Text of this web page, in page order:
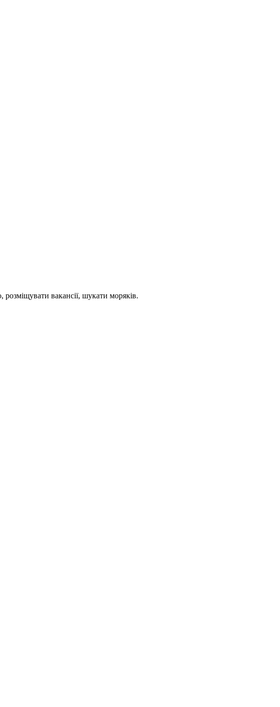
вакансії, шукати моряків.